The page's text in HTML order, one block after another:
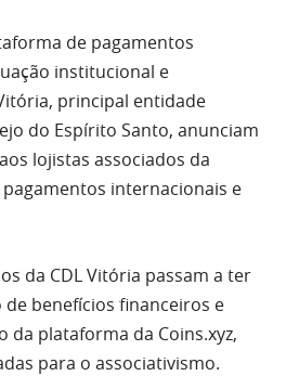
de pagamentos
institucional e
principal entidade
do Espírito Santo, anunciam
lojistas associados da
internacionais e
da CDL Vitória passam a ter
benefícios financeiros e
da plataforma da Coins.xyz,
para o associativismo.